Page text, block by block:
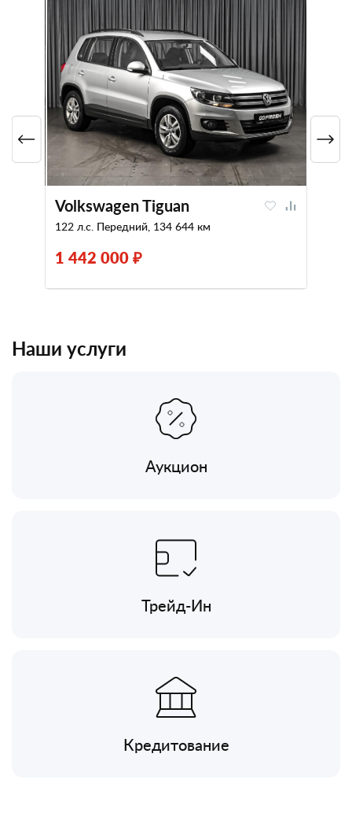
Volkswagen Tiguan
122 л.с. Передний, 134 644 км
1 442 000 ₽
Наши услуги
Аукцион
Трейд-Ин
Кредитование